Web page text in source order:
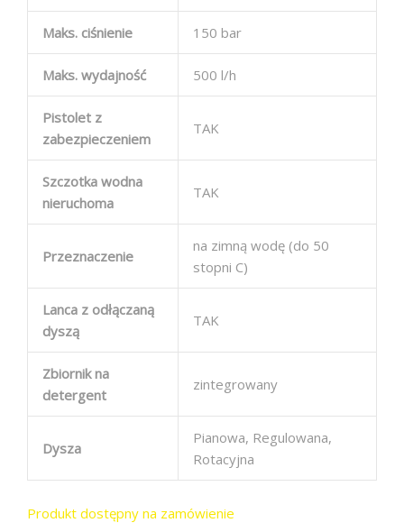
Maks. ciśnienie 150 bar
Maks. wydajność 500 l/h
Pistolet z
zabezpieczeniem
TAK
Szczotka wodna
nieruchoma
TAK
Przeznaczenie
na zimną wodę (do 50
stopni C)
Lanca z odłączaną
dyszą
TAK
Zbiornik na
detergent
zintegrowany
Dysza
Pianowa, Regulowana,
Rotacyjna
Produkt dostępny na zamówienie